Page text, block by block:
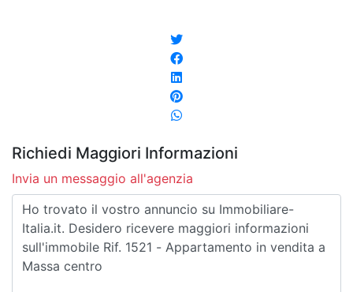
Richiedi Maggiori Informazioni
Invia un messaggio all'agenzia